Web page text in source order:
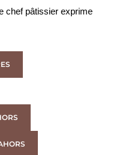
chef pâtissier exprime